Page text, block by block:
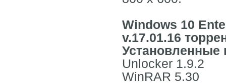
Windows 10
v.17.01.16
Unlocker 1.9.2
WinRAR 5.30